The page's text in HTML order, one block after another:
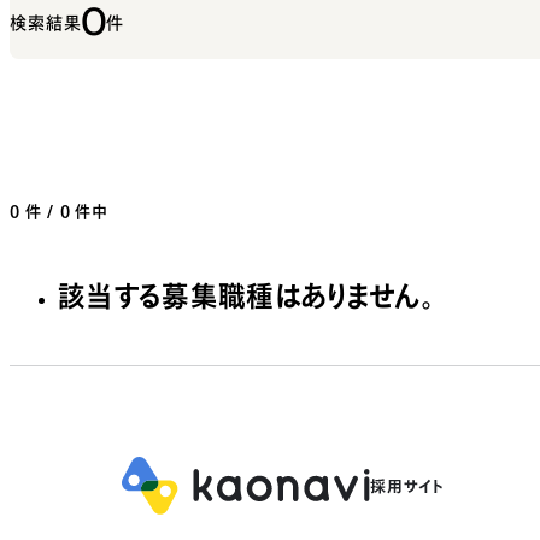
検索結果0件
0 件 / 0 件中
該当する募集職種はありません。